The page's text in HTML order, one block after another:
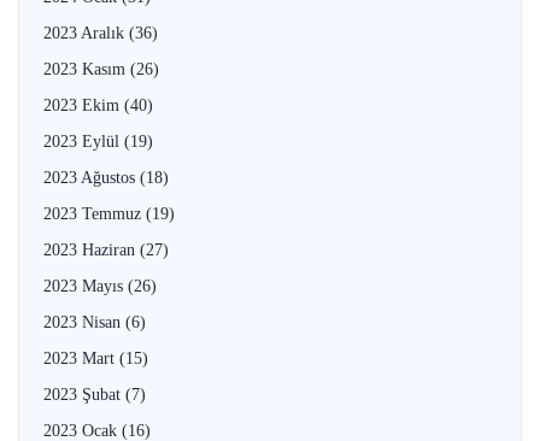
2023 Aralık (36)
2023 Kasım (26)
2023 Ekim (40)
2023 Eylül (19)
2023 Ağustos (18)
2023 Temmuz (19)
2023 Haziran (27)
2023 Mayıs (26)
2023 Nisan (6)
2023 Mart (15)
2023 Şubat (7)
2023 Ocak (16)